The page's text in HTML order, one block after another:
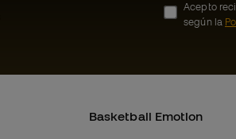
Acepto
según la
Basketball Emotion